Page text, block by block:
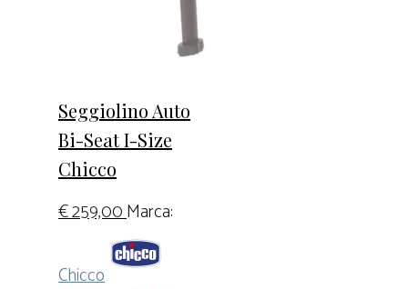
Seggiolino Auto
Bi-Seat I-Size
Chicco
€259,00Marca:
Chicco